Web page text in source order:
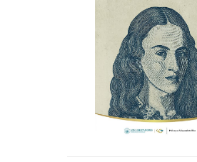
Policarpa Salavarrieta
Ríos